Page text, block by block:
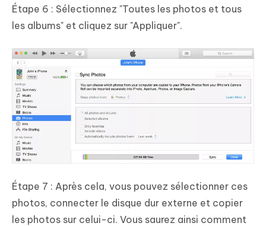
Étape 6 : Sélectionnez "Toutes les photos et tous
les albums" et cliquez sur "Appliquer".
Étape 7 : Après cela, vous pouvez sélectionner ces
photos, connecter le disque dur externe et copier
les photos sur celui-ci. Vous saurez ainsi comment